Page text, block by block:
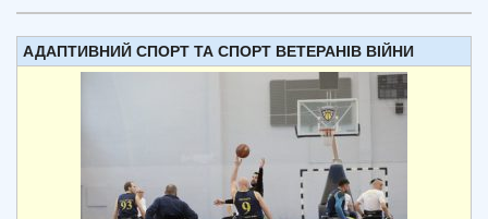
АДАПТИВНИЙ СПОРТ ТА СПОРТ ВЕТЕРАНІВ ВІЙНИ